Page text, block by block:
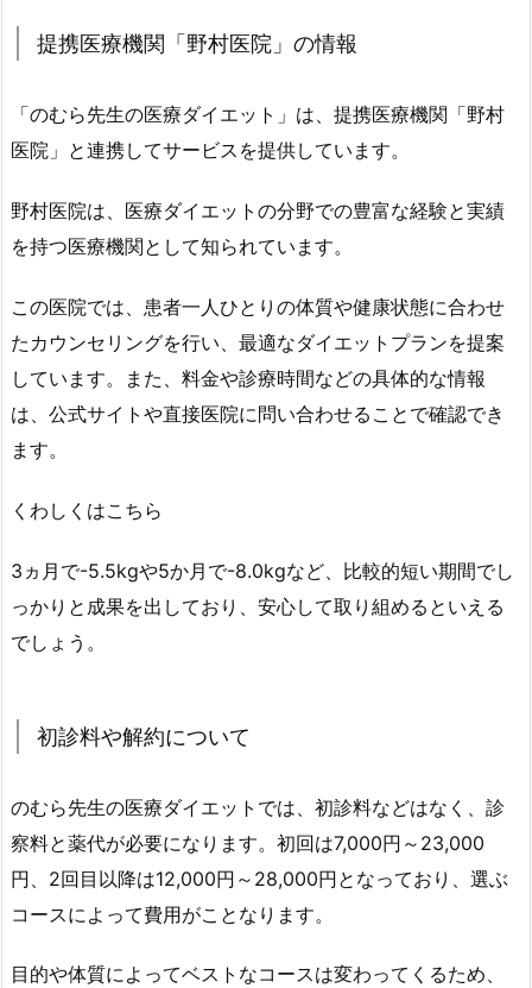
い
2.
3.
と
め：
む
先
生
の
ダ
エ
ッ
ト
括
提携医療機関「野村医院」の情報
「のむら先生の医療ダイエット」は、提携医療機関「野村
医院」と連携してサービスを提供しています。
野村医院は、医療ダイエットの分野での豊富な経験と実績
を持つ医療機関として知られています。
この医院では、患者一人ひとりの体質や健康状態に合わせ
たカウンセリングを行い、最適なダイエットプランを提案
しています。また、料金や診療時間などの具体的な情報
は、公式サイトや直接医院に問い合わせることで確認でき
ます。
くわしくはこちら
3ヵ月で-5.5kgや5か月で-8.0kgなど、比較的短い期間でし
っかりと成果を出しており、安心して取り組めるといえる
でしょう。
初診料や解約について
のむら先生の医療ダイエットでは、初診料などはなく、診
察料と薬代が必要になります。初回は7,000円～23,000
円、2回目以降は12,000円～28,000円となっており、選ぶ
コースによって費用がことなります。
目的や体質によってベストなコースは変わってくるため、